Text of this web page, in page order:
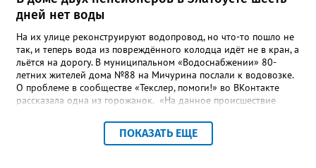
дней нет воды
На их улице реконструируют водопровод, но что-то пошло не
так, и теперь вода из повреждённого колодца идёт не в кран, а
льётся на дорогу. В муниципальном «Водоснабжении» 80-
летних жителей дома №88 на Мичурина послали к водовозке.
О проблеме в сообществе «Текслер, помоги!» во ВКонтакте
рассказала одна из горожанок. «На данное происшествие
гл.инженера Шепелева А.Н. из обслуживающей организации
МУП ЗГО "Златоустовское Водоснабжение" ул. Островского, 7,
ПОКАЗАТЬ ЕЩЕ